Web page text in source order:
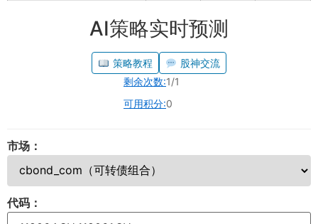
AI策略实时预测
策略教程
股神交流
剩余次数:1/1
可用积分:0
市场：
代码：